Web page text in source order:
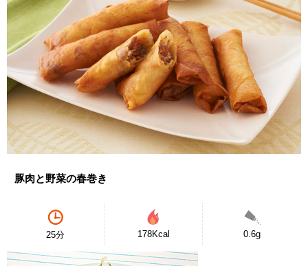
豚肉と野菜の春巻き
25分 178Kcal 0.6g